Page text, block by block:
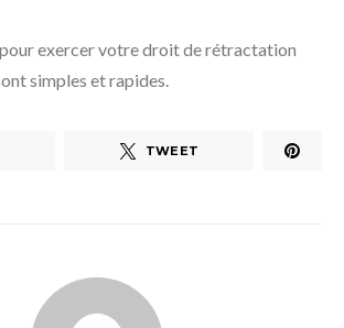
pour exercer votre droit de rétractation
simples et rapides.
TWEET